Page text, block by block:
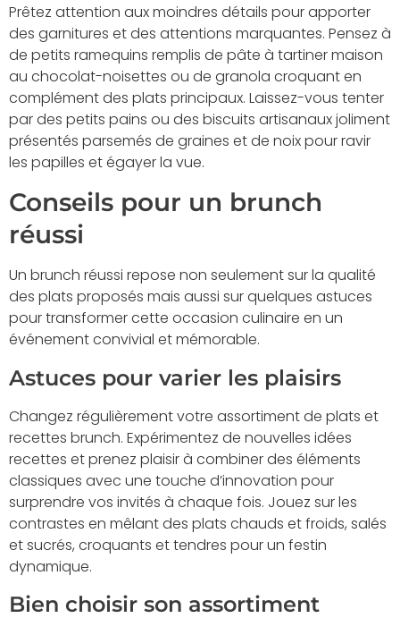
Prêtez attention aux moindres détails pour apporter
des garnitures et des attentions marquantes. Pensez à
de petits ramequins remplis de pâte à tartiner maison
au chocolat-noisettes ou de granola croquant en
complément des plats principaux. Laissez-vous tenter
par des petits pains ou des biscuits artisanaux joliment
présentés parsemés de graines et de noix pour ravir
les papilles et égayer la vue.
Conseils pour un brunch
réussi
Un brunch réussi repose non seulement sur la qualité
des plats proposés mais aussi sur quelques astuces
pour transformer cette occasion culinaire en un
événement convivial et mémorable.
Astuces pour varier les plaisirs
Changez régulièrement votre assortiment de plats et
recettes brunch. Expérimentez de nouvelles idées
recettes et prenez plaisir à combiner des éléments
classiques avec une touche d’innovation pour
surprendre vos invités à chaque fois. Jouez sur les
contrastes en mêlant des plats chauds et froids, salés
et sucrés, croquants et tendres pour un festin
dynamique.
Bien choisir son assortiment